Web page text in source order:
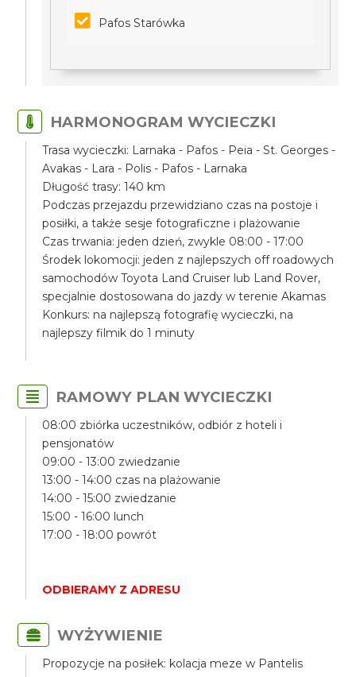
Pafos Starówka
HARMONOGRAM WYCIECZKI
Trasa wycieczki: Larnaka - Pafos - Peia - St. Georges -
Avakas - Lara - Polis - Pafos - Larnaka
Długość trasy: 140 km
Podczas przejazdu przewidziano czas na postoje i
posiłki, a także sesje fotograficzne i plażowanie
Czas trwania: jeden dzień, zwykle 08:00 - 17:00
Środek lokomocji: jeden z najlepszych off roadowych
samochodów Toyota Land Cruiser lub Land Rover,
specjalnie dostosowana do jazdy w terenie Akamas
Konkurs: na najlepszą fotografię wycieczki, na
najlepszy filmik do 1 minuty
RAMOWY PLAN WYCIECZKI
08:00 zbiórka uczestników, odbiór z hoteli i
pensjonatów
09:00 - 13:00 zwiedzanie
13:00 - 14:00 czas na plażowanie
14:00 - 15:00 zwiedzanie
15:00 - 16:00 lunch
17:00 - 18:00 powrót
ODBIERAMY Z ADRESU
WYŻYWIENIE
Propozycje na posiłek: kolacja meze w Pantelis